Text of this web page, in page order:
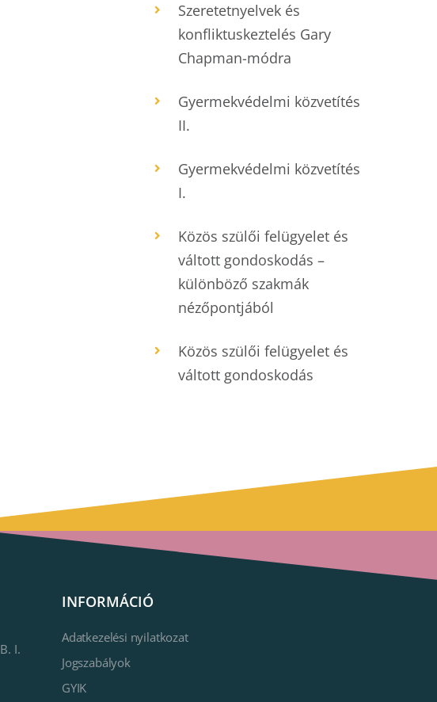
Szeretetnyelvek és
konfliktuskeztelés Gary
Chapman-módra
Gyermekvédelmi közvetítés
II.
Gyermekvédelmi közvetítés
I.
Közös szülői felügyelet és
váltott gondoskodás –
különböző szakmák
nézőpontjából
Közös szülői felügyelet és
váltott gondoskodás
I.
INFORMÁCIÓ
Adatkezelési nyilatkozat
Jogszabályok
GYIK